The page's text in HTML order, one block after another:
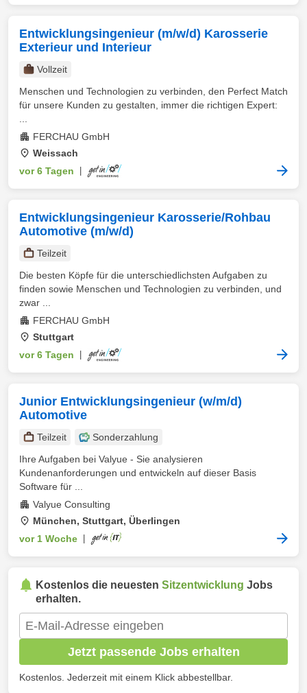
Entwicklungsingenieur (m/w/d) Karosserie
Exterieur und Interieur
Vollzeit
Menschen und Technologien zu verbinden, den Perfect Match
für unsere Kunden zu gestalten, immer die richtigen Expert:
FERCHAU GmbH
Weissach
vor 6 Tagen
Entwicklungsingenieur Karosserie/Rohbau
Automotive (m/w/d)
Teilzeit
Die besten Köpfe für die unterschiedlichsten Aufgaben zu
finden sowie Menschen und Technologien zu verbinden, und
zwar ...
FERCHAU GmbH
Stuttgart
vor 6 Tagen
Junior Entwicklungsingenieur (w/m/d)
Automotive
Teilzeit
Sonderzahlung
Ihre Aufgaben bei Valyue - Sie analysieren
Kundenanforderungen und entwickeln auf dieser Basis
Software für ...
Valyue Consulting
München, Stuttgart, Überlingen
vor 1 Woche
Kostenlos die neuesten Sitzentwicklung Jobs
erhalten.
Jetzt passende Jobs erhalten
Kostenlos. Jederzeit mit einem Klick abbestellbar.